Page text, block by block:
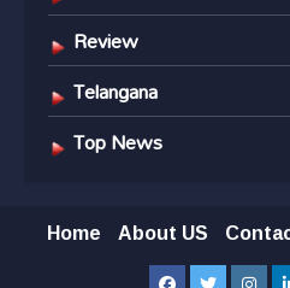
Review
Telangana
Top News
Home About US
Facebook